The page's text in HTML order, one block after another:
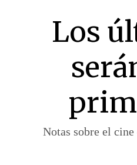
Los
Notas sobre el